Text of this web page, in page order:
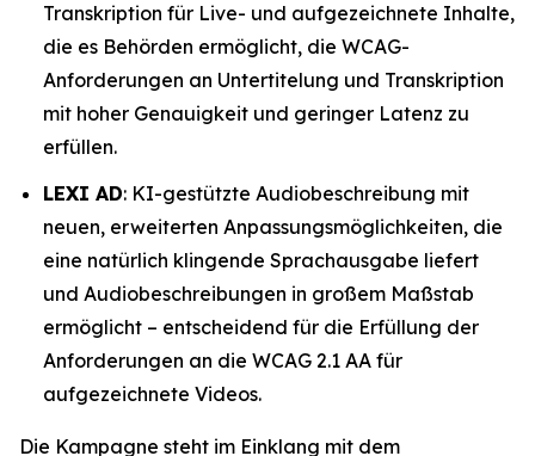
Transkription für Live- und aufgezeichnete Inhalte,
die es Behörden ermöglicht, die WCAG-
Anforderungen an Untertitelung und Transkription
mit hoher Genauigkeit und geringer Latenz zu
erfüllen.
LEXI AD: KI-gestützte Audiobeschreibung mit
neuen, erweiterten Anpassungsmöglichkeiten, die
eine natürlich klingende Sprachausgabe liefert
und Audiobeschreibungen in großem Maßstab
ermöglicht – entscheidend für die Erfüllung der
Anforderungen an die WCAG 2.1 AA für
aufgezeichnete Videos.
Die Kampagne steht im Einklang mit dem